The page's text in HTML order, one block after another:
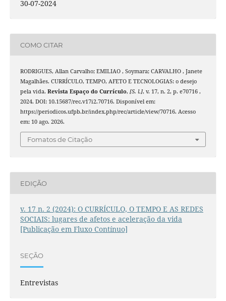
30-07-2024
COMO CITAR
RODRIGUES, Allan Carvalho; EMILIAO , Soymara; CARVALHO , Janete
Magalhães. CURRÍCULO, TEMPO, AFETO E TECNOLOGIAS: o desejo
pela vida. Revista Espaço do Currículo, [S. l.], v. 17, n. 2, p. e70716 ,
2024. DOI: 10.15687/rec.v17i2.70716. Disponível em:
https://periodicos.ufpb.br/index.php/rec/article/view/70716. Acesso
em: 10 ago. 2026.
Fomatos de Citação
EDIÇÃO
v. 17 n. 2 (2024): O CURRÍCULO, O TEMPO E AS REDES
SOCIAIS: lugares de afetos e aceleração da vida
[Publicação em Fluxo Contínuo]
SEÇÃO
Entrevistas